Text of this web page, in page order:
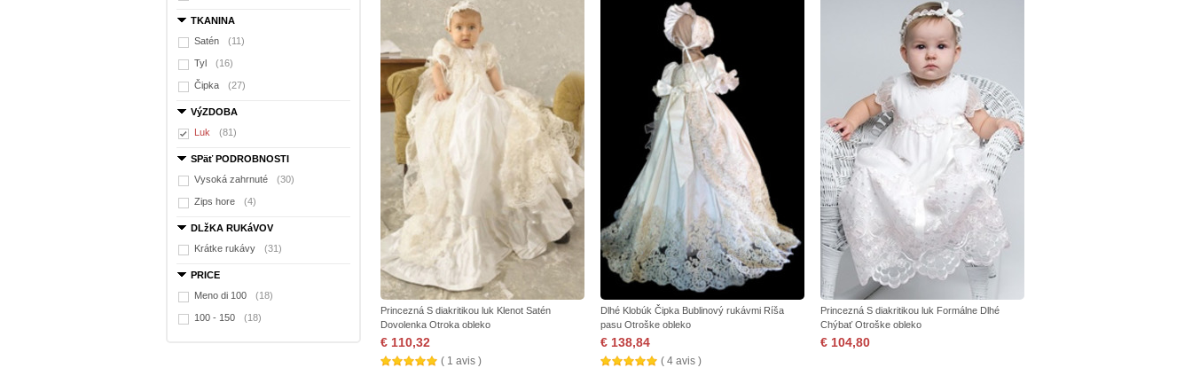
TKANINA
Satén
(11)
Tyl (16)
Čipka (27)
VýZDOBA
Luk
(81)
SPäť PODROBNOSTI
Vysoká zahrnuté
(30)
Zips hore (4)
DLžKA RUKáVOV
Krátke rukávy
(31)
PRICE
Meno di 100
(18)
100 - 150 (18)
Princezná S diakritikou luk Klenot Satén
Dovolenka Otroka obleko
€ 110,32
( 1 avis )
Dlhé Klobúk Čipka Bublinový rukávmi Ríša
pasu Otroške obleko
€ 138,84
( 4 avis )
Princezná S diakritikou luk Formálne Dlhé
Chýbať Otroške obleko
€ 104,80